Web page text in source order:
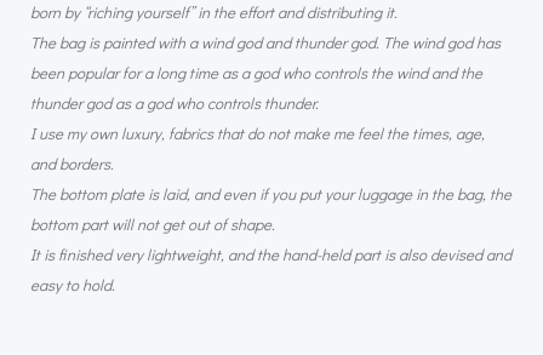
born by “riching yourself” in the effort and distributing it.
The bag is painted with a wind god and thunder god. The wind god has
been popular for a long time as a god who controls the wind and the
thunder god as a god who controls thunder.
I use my own luxury, fabrics that do not make me feel the times, age,
and borders.
The bottom plate is laid, and even if you put your luggage in the bag, the
bottom part will not get out of shape.
It is finished very lightweight, and the hand-held part is also devised and
easy to hold.